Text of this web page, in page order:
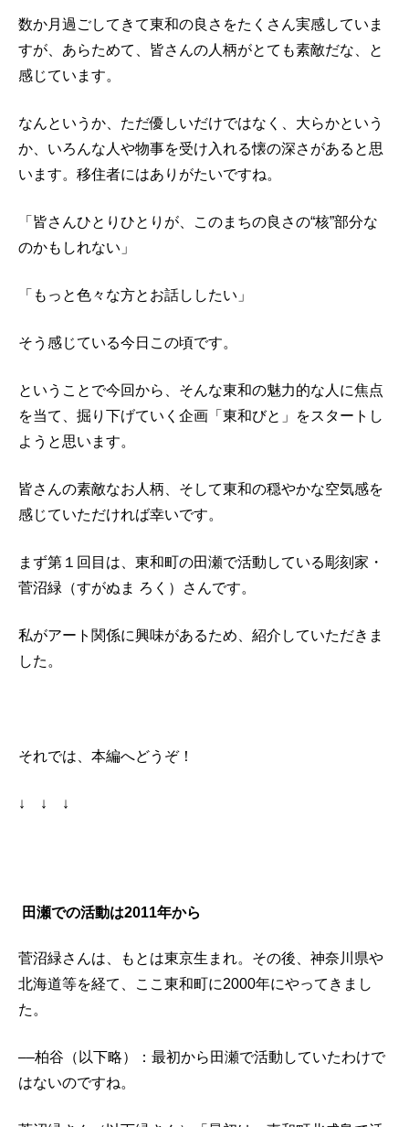
数か月過ごしてきて東和の良さをたくさん実感していま
すが、あらためて、皆さんの人柄がとても素敵だな、と
感じています。
なんというか、ただ優しいだけではなく、大らかという
か、いろんな人や物事を受け入れる懐の深さがあると思
います。移住者にはありがたいですね。
「皆さんひとりひとりが、このまちの良さの“核”部分な
のかもしれない」
「もっと色々な方とお話ししたい」
そう感じている今日この頃です。
ということで今回から、そんな東和の魅力的な人に焦点
を当て、掘り下げていく企画「東和びと」をスタートし
ようと思います。
皆さんの素敵なお人柄、そして東和の穏やかな空気感を
感じていただければ幸いです。
まず第１回目は、東和町の田瀬で活動している彫刻家・
菅沼緑（すがぬま ろく）さんです。
私がアート関係に興味があるため、紹介していただきま
した。
それでは、本編へどうぞ！
↓ ↓ ↓
田瀬での活動は2011年から
菅沼緑さんは、もとは東京生まれ。その後、神奈川県や
北海道等を経て、ここ東和町に2000年にやってきまし
た。
––柏谷（以下略）：最初から田瀬で活動していたわけで
はないのですね。